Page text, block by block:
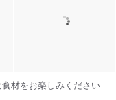
食材をお楽しみください